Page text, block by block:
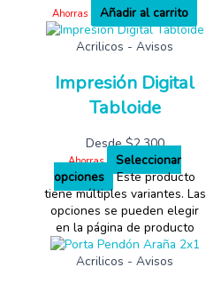
Ahorras
Añadir al carrito
Acrilicos - Avisos
Impresión Digital
Tabloide
Desde$2,300
Ahorras
Seleccionar
opciones
Este producto
tiene múltiples variantes. Las
opciones se pueden elegir
en la página de producto
Acrilicos - Avisos